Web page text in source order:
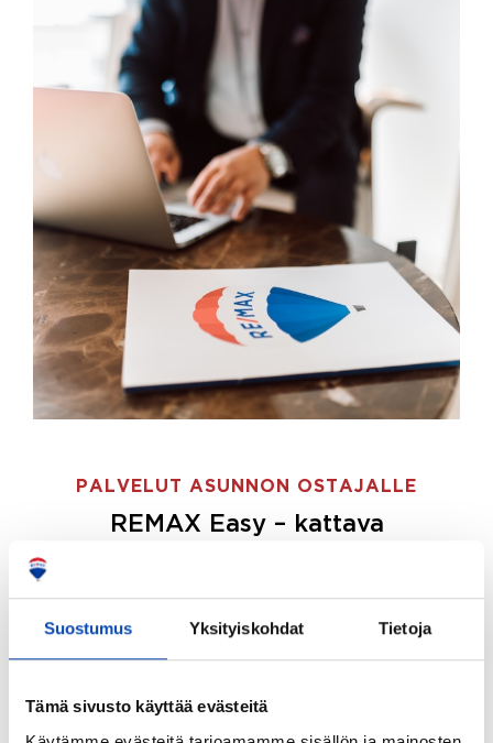
Suostumus Yksityiskohdat Tietoja
Tämä sivusto käyttää evästeitä
PALVELUT ASUNNON OSTAJALLE
REMAX Easy – kattava
ostajille.
Tee ostotoimeksianto ja etsimme juuri